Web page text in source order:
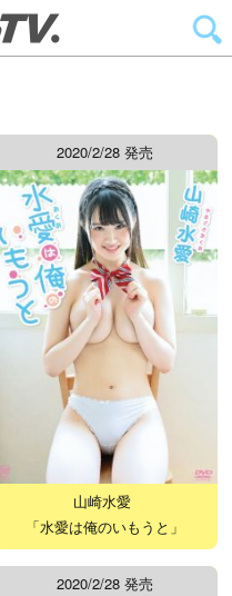
2020/2/28 発売
山崎水愛
「水愛は俺のいもうと」
2020/2/28 発売